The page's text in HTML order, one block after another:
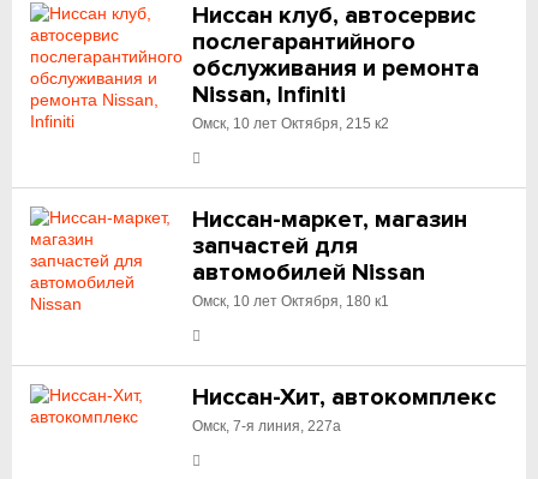
Ниссан клуб, автосервис
послегарантийного
обслуживания и ремонта
Nissan, Infiniti
Омск, 10 лет Октября, 215 к2
Ниссан-маркет, магазин
запчастей для
автомобилей Nissan
Омск, 10 лет Октября, 180 к1
Ниссан-Хит, автокомплекс
Омск, 7-я линия, 227а